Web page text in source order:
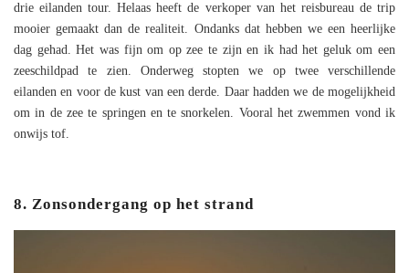
drie eilanden tour. Helaas heeft de verkoper van het reisbureau de trip
mooier gemaakt dan de realiteit. Ondanks dat hebben we een heerlijke
dag gehad. Het was fijn om op zee te zijn en ik had het geluk om een
zeeschildpad te zien. Onderweg stopten we op twee verschillende
eilanden en voor de kust van een derde. Daar hadden we de mogelijkheid
om in de zee te springen en te snorkelen. Vooral het zwemmen vond ik
onwijs tof.
8. Zonsondergang op het strand